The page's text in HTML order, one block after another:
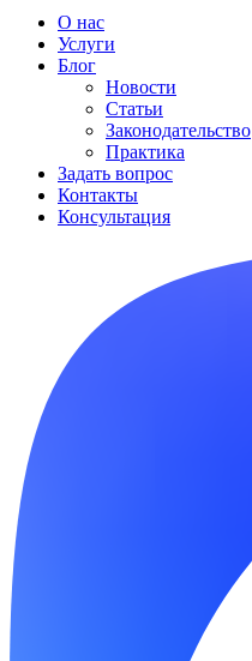
О нас
Услуги
Блог
Новости
Статьи
Законодательство
Практика
Задать вопрос
Контакты
Консультация